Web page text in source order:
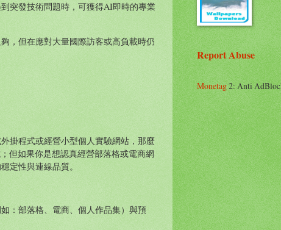
突發技術問題時，可獲得AI即時的專業
，但在應對大量國際訪客或高負載時仍
掛程式或經營小型個人實驗網站，那麼
但如果你是想認真經營部落格或電商網
定性與連線品質。
：部落格、電商、個人作品集）與預
Report Abuse
Monetag2: Anti